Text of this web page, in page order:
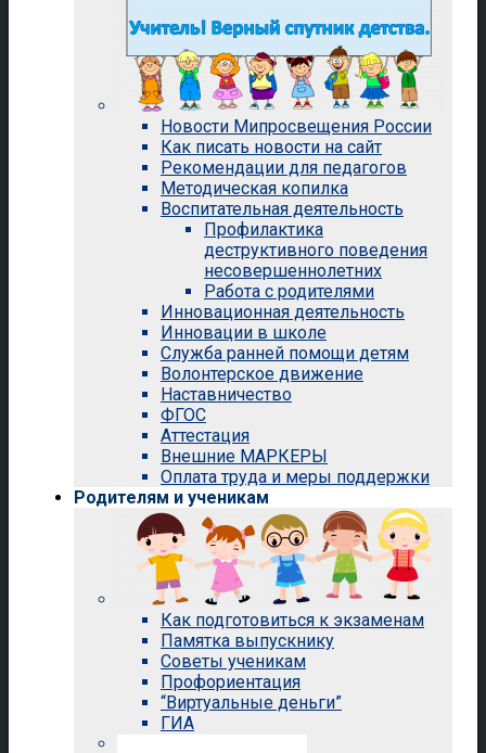
Новости Мипросвещения России
Как писать новости на сайт
Рекомендации для педагогов
Методическая копилка
Воспитательная деятельность
Профилактика
деструктивного поведения
несовершеннолетних
Работа с родителями
Инновационная деятельность
Инновации в школе
Служба ранней помощи детям
Волонтерское движение
Наставничество
ФГОС
Аттестация
Внешние МАРКЕРЫ
Оплата труда и меры поддержки
Родителям и ученикам
Как подготовиться к экзаменам
Памятка выпускнику
Советы ученикам
Профориентация
“Виртуальные деньги”
ГИА